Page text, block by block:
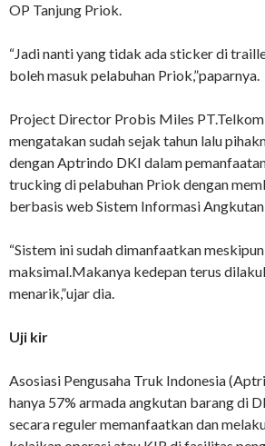
OP Tanjung Priok.
“Jadi nanti yang tidak ada sticker di
boleh masuk pelabuhan Priok,”paparnya.
Project Director Probis Miles
mengatakan sudah sejak tahun lalu
dengan Aptrindo DKI dalam
trucking di pelabuhan Priok dengan
berbasis web Sistem Informasi
“Sistem ini sudah dimanfaatkan
maksimal.Makanya kedepan terus
menarik,”ujar dia.
Uji kir
Asosiasi Pengusaha Truk Indonesia
hanya 57% armada angkutan barang di
secara reguler memanfaatkan dan